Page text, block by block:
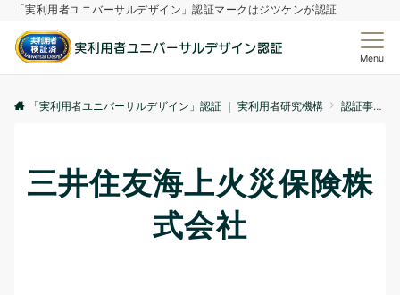
「実利用者ユニバーサルデザイン」認証マークはジツケンが認証
Menu
「実利用者ユニバーサルデザイン」認証 ｜ 実利用者研究機構 認証事例
三井住友海上火災保険株
式会社